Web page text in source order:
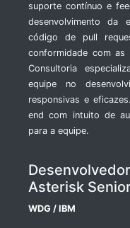
suporte contínuo e
desenvolvimento da
código de pull
conformidade com as
Consultoria
equipe no
responsivas e
end com intuito de
para a equipe.
Desenvolvedor
Asterisk
WDG / IBM